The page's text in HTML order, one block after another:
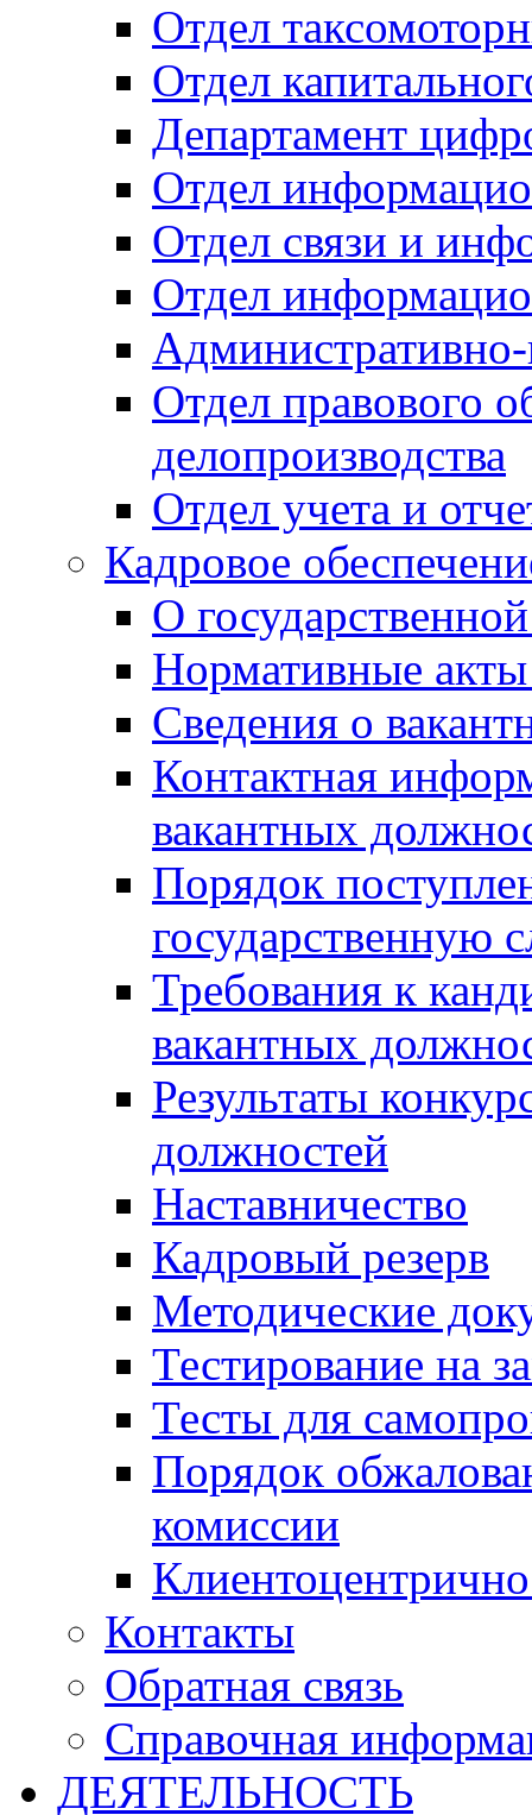
Отдел
Отдел
Департамент
Отдел
Отдел связи и
Отдел
Отдел правового
делопроизводства
Отдел учета и
Кадровое
О
Нормативные акты
Сведения о
Контактная
вакантных
Порядок
государственную
Требования к
вакантных
Результаты
должностей
Наставничество
Кадровый резерв
Методические
Тестирование на
Тесты для
Порядок
комиссии
Контакты
Обратная связь
Справочная
ДЕЯТЕЛЬНОСТЬ